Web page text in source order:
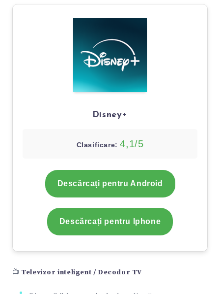
Disney+
Clasificare: 4,1/5
Descărcați pentru Android
Descărcați pentru Iphone
📺 Televizor inteligent / Decodor TV